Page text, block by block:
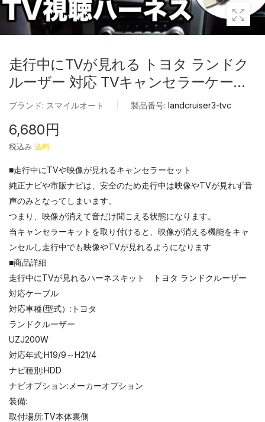
走行中にTVが見れる トヨタ ランドク
ルーザー 対応 TVキャンセラーケーブ
ル
ブランド: スマイルオート 製品番号: landcruiser3-tvc
6,680円
税込み 送料
■走行中にTVや映像が見れるキャンセラーセット
純正ナビや市販ナビは、安全のため走行中は映像やTVが見れず音
声のみとなってしまいます。
つまり、映像が消えて音だけ聞こえる状態になります。
当キャンセラーキットを取り付けると、映像が消える機能をキャ
ンセルし走行中でも映像やTVが見れるようになります
■商品詳細
走行中にTVが見れるハーネスキット トヨタ ランドクルーザー
対応ケーブル
対応車種(型式）:トヨタ
ランドクルーザー
UZJ200W
対応年式:H19/9～H21/4
ナビ種別:HDD
ナビオプション:メーカーオプション
装備:
取付場所:TV本体裏側